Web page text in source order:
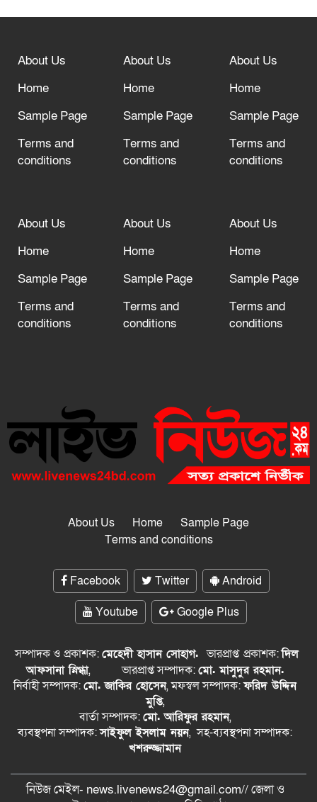
“অসহযোগ” আন্দোলনের হুমকি
দরজা খোলা রেখেছেন
About Us
Home
Sample Page
Terms and
conditions
About Us
Home
Sample Page
Terms and
conditions
About Us
Home
Sample Page
Terms and
conditions
About Us
Home
Sample Page
Terms and
conditions
About Us
Home
Sample Page
Terms and
conditions
About Us
Home
Sample Page
Terms and
conditions
About Us Home
Sample Page
Terms and conditions
Facebook Twitter
Android
Youtube
Google Plus
সম্পাদক ও প্রকাশক:মেহেদী হাসান সোহাগ.ভারপ্রাপ্ত প্রকাশক:দিল
আফসানা স্নিগ্ধা, ভারপ্রাপ্ত সম্পাদক:মো. মাসুদুর রহমান.
নির্বাহী সম্পাদক:মো. জাকির হোসেন, মফস্বল সম্পাদক:ফরিদ উদ্দিন
মুপ্তি,
বার্তা সম্পাদক:মো. আরিফুর রহমান,
ব্যবস্থপনা সম্পাদক:সাইফুল ইসলাম নয়ন, সহ-ব্যবস্থপনা সম্পাদক:
খশরুজ্জামান
নিউজ মেইল- news.livenews24@gmail.com// জেলা ও